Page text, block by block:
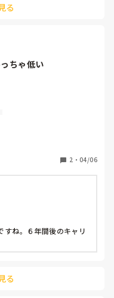
らない家庭が
れると結構めんどくさい
す。
で親御さんが土日休み
ないので、出来るだけ
ね。トイトレこれは協
レどころか園に丸投げ
る
ちゃ低い
関係で3ヶ月くらいに
2 ・ 04/06
すね。６年間後のキャリ
る